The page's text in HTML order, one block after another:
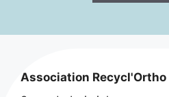
Association Recycl'Ortho